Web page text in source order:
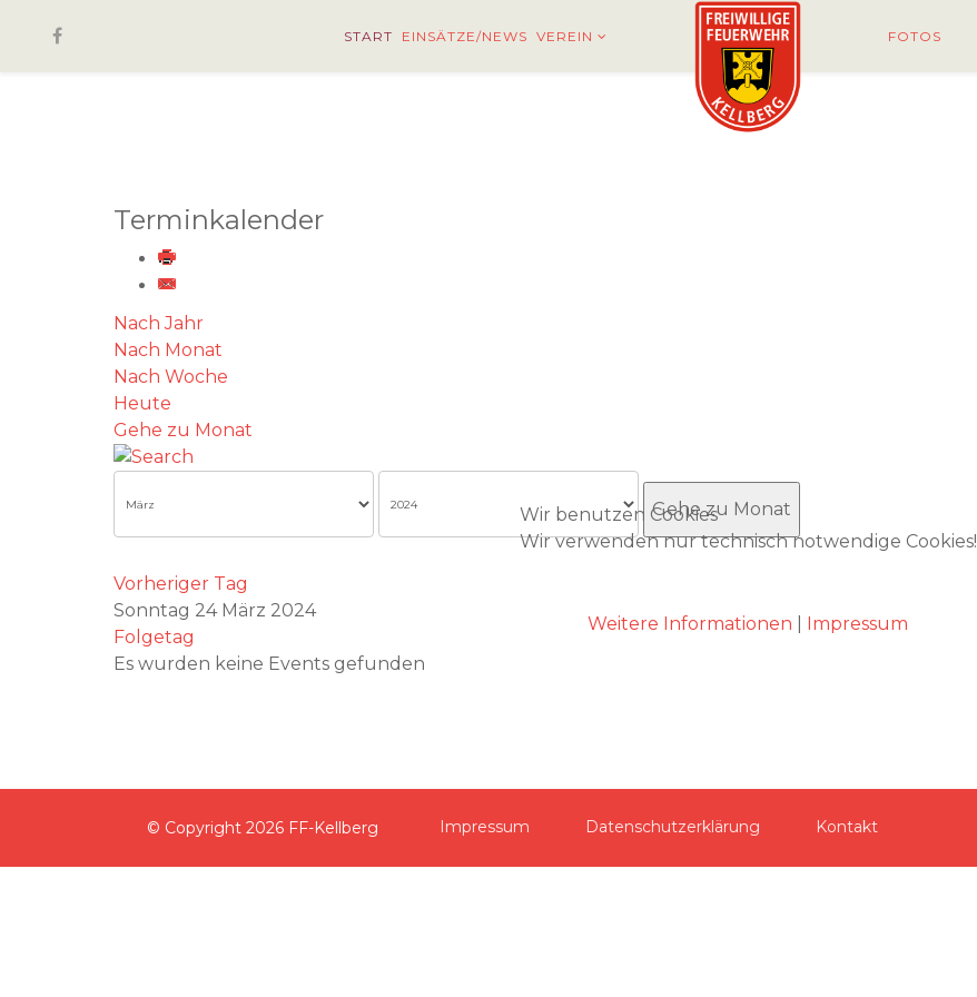
START EINSÄTZE/NEWS VEREIN FOTOS
Terminkalender
Nach Jahr
Nach Monat
Nach Woche
Heute
Gehe zu Monat
Gehe zu Monat
Vorheriger Tag
Sonntag 24 März 2024
Folgetag
Es wurden keine Events gefunden
© Copyright 2026 FF-Kellberg Impressum Datenschutzerklärung Kontakt
Wir benutzen Cookies
Wir verwenden nur technisch notwendige Cookies!
Weitere Informationen
Impressum